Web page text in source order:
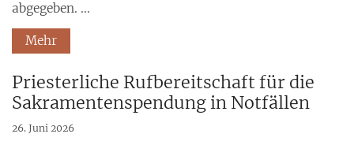
abgegeben. ...
Mehr
Priesterliche Rufbereitschaft für die
Sakramentenspendung in Notfällen
26. Juni 2026